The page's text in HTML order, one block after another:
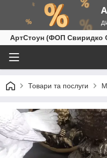
АртСтоун (ФОП Свиридко
Товари та послуги